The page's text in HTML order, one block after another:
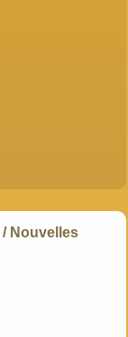
/ Nouvelles